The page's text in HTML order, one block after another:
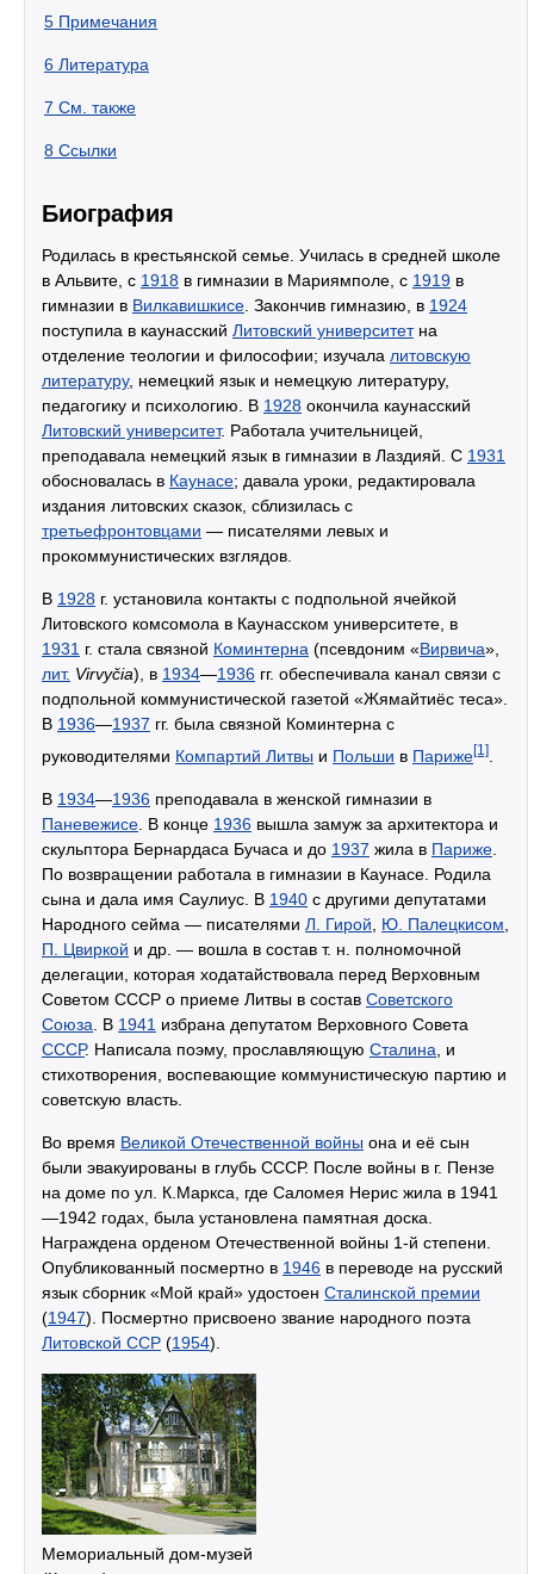
5 Примечания
6 Литература
7 См. также
8 Ссылки
Биография
Родилась в крестьянской семье. Училась в средней школе
в Альвите, с 1918 в гимназии в Мариямполе, с 1919 в
гимназии в Вилкавишкисе . Закончив гимназию, в 1924
поступила в каунасский Литовский университетна
отделение теологии и философии; изучала литовскую
литературу, немецкий язык и немецкую литературу,
педагогику и психологию. В 1928 окончила каунасский
Литовский университет. Работала учительницей,
преподавала немецкий язык в гимназии в Лаздияй. С 1931
обосновалась в Каунасе; давала уроки, редактировала
издания литовских сказок, сблизилась с
третьефронтовцами — писателями левых и
прокоммунистических взглядов.
В 1928 г. установила контакты с подпольной ячейкой
Литовского комсомола в Каунасском университете, в
1931 г. стала связной Коминтерна (псевдоним «Вирвича»,
лит. Virvyčia), в 1934—1936 гг. обеспечивала канал связи с
подпольной коммунистической газетой «Жямайтиёс теса».
В 1936—1937 гг. была связной Коминтерна с
руководителями Компартий Литвы и Польши в Париже[1]
В 1934—1936 преподавала в женской гимназии в
Паневежисе . В конце 1936 вышла замуж за архитектора и
скульптора Бернардаса Бучаса и до 1937 жила в Париже
По возвращении работала в гимназии в Каунасе. Родила
сына и дала имя Саулиус. В 1940 с другими депутатами
Народного сейма — писателями Л. Гирой Ю. Палецкисом
П. Цвиркой и др. — вошла в состав т. н.
полномочной
делегации, которая ходатайствовала перед Верховным
Советом СССР о приеме Литвы в состав Советского
Союза . В 1941 избрана депутатом Верховного Совета
СССР. Написала поэму, прославляющую Сталина , и
стихотворения, воспевающие коммунистическую партию и
советскую власть.
Во время Великой Отечественной войны она и её сын
были эвакуированы в глубь СССР. После войны в г. Пензе
на доме по ул. К.Маркса, где Саломея Нерис жила в 1941
—1942 годах, была установлена памятная доска.
Награждена орденом Отечественной войны 1-й степени.
Опубликованный посмертно в 1946 в переводе на русский
язык сборник «Мой край» удостоен Сталинской премии
(1947). Посмертно присвоено звание народного поэта
Литовской ССР (1954).
Мемориальный дом-музей